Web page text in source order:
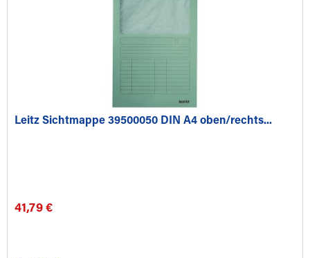
Leitz Sichtmappe 39500050 DIN A4 oben/rechts...
41,79 €